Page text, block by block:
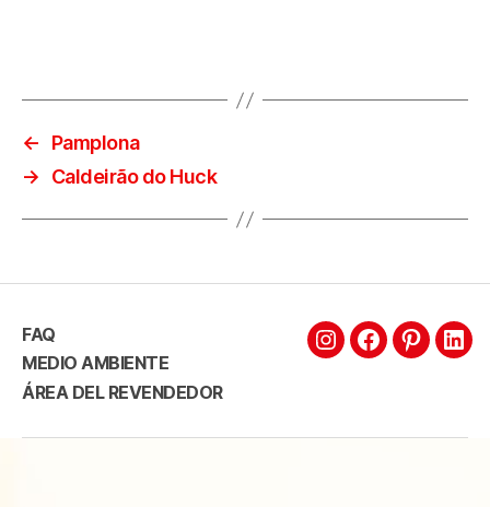
←
Pamplona
→
Caldeirão do Huck
FAQ
MEDIO AMBIENTE
ÁREA DEL REVENDEDOR